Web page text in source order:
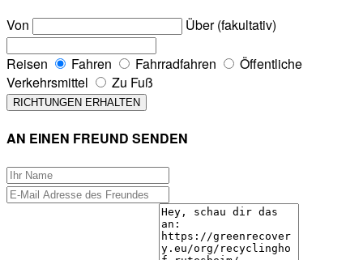
Von
Über (fakultativ)
Reisen Fahren Fahrradfahren
Öffentliche
Verkehrsmittel
Zu Fuß
AN EINEN FREUND SENDEN